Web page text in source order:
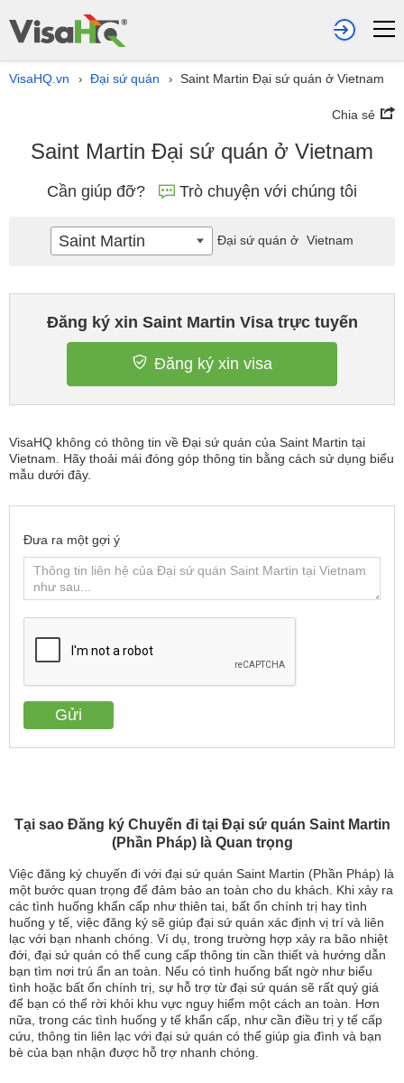
VisaHQ.vn › Đại sứ quán › Saint Martin Đại sứ quán ở Vietnam
Chia sẻ
Saint Martin Đại sứ quán ở Vietnam
Cần giúp đỡ? Trò chuyện với chúng tôi
Tại sao Đăng ký Chuyến đi tại Đại sứ quán Saint Martin
(Phần Pháp) là Quan trọng
Việc đăng ký chuyến đi với đại sứ quán Saint Martin (Phần Pháp) là
một bước quan trọng để đảm bảo an toàn cho du khách. Khi xảy ra
các tình huống khẩn cấp như thiên tai, bất ổn chính trị hay tình
huống y tế, việc đăng ký sẽ giúp đại sứ quán xác định vị trí và liên
lạc với bạn nhanh chóng. Ví dụ, trong trường hợp xảy ra bão nhiệt
đới, đại sứ quán có thể cung cấp thông tin cần thiết và hướng dẫn
bạn tìm nơi trú ẩn an toàn. Nếu có tình huống bất ngờ như biểu
tình hoặc bất ổn chính trị, sự hỗ trợ từ đại sứ quán sẽ rất quý giá
để bạn có thể rời khỏi khu vực nguy hiểm một cách an toàn. Hơn
nữa, trong các tình huống y tế khẩn cấp, như cần điều trị y tế cấp
cứu, thông tin liên lạc với đại sứ quán có thể giúp gia đình và bạn
bè của bạn nhận được hỗ trợ nhanh chóng.
Đăng ký xin Saint Martin Visa trực tuyến
Đăng ký xin visa
VisaHQ không có thông tin về Đại sứ quán của Saint Martin tại
Vietnam. Hãy thoải mái đóng góp thông tin bằng cách sử dụng biểu
mẫu dưới đây.
Đưa ra một gợi ý
Saint Martin Đại sứ quán ở Vietnam